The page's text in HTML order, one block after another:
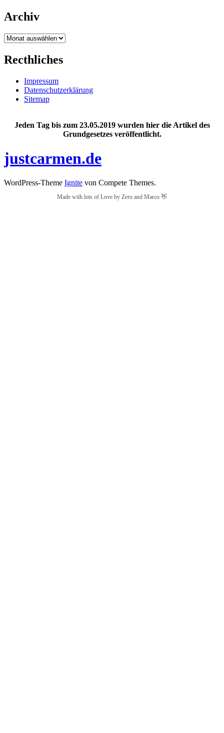
Archiv
Archiv
Recthliches
Impressum
Datenschutzerklärung
Sitemap
Jeden Tag bis zum 23.05.2019 wurden hier die Artikel des
Grundgesetzes veröffentlicht.
justcarmen.de
WordPress-Theme Ignite von Compete Themes.
Made with lots of Love by Zero and Marco 👋